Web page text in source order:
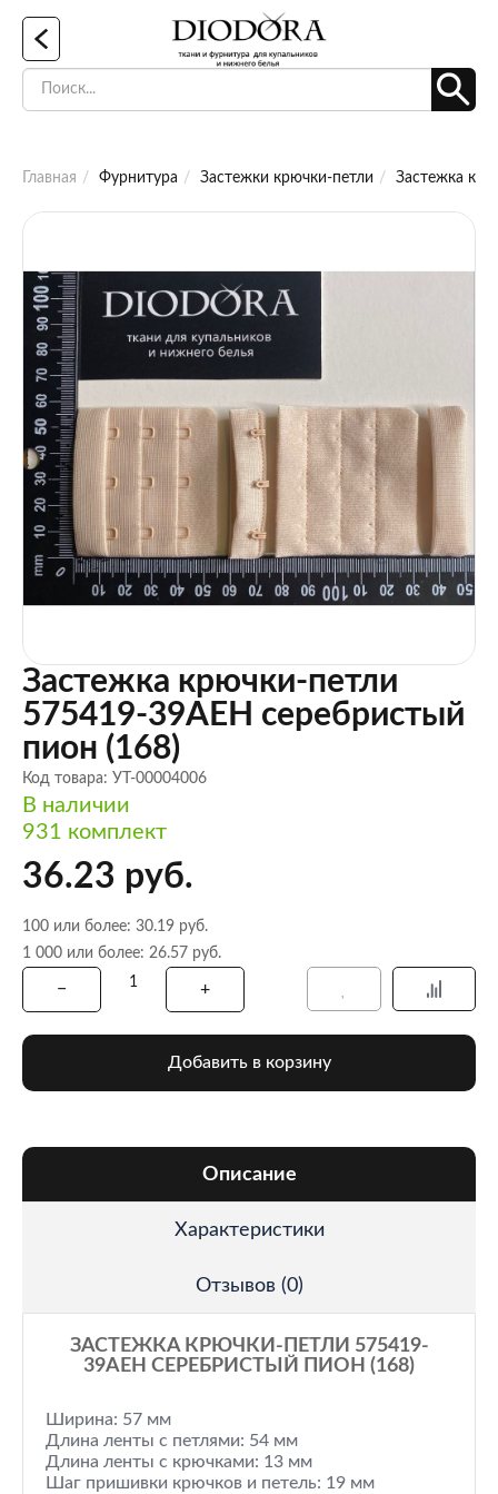
Главная Фурнитура Застежки крючки-петли Застежка
Застежка крючки-петли
575419-39AEH серебристый
пион (168)
Код товара: УТ-00004006
В наличии
931 комплект
36.23 руб.
100 или более: 30.19 руб.
1 000 или более: 26.57 руб.
Добавить в корзину
Описание
Характеристики
Отзывов (0)
ЗАСТЕЖКА КРЮЧКИ-ПЕТЛИ 575419-
39AEH СЕРЕБРИСТЫЙ ПИОН (168)
Ширина: 57 мм
Длина ленты с петлями: 54 мм
Длина ленты с крючками: 13 мм
Шаг пришивки крючков и петель: 19 мм